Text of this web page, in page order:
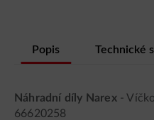
Popis Technické
Náhradní díly Narex -
66620258